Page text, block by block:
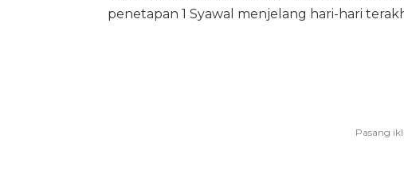
penetapan 1 Syawal menjelang hari-hari